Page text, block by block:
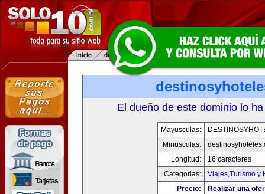
El dueño de este dominio lo
Mayusculas:
Minusculas:
Longitud:
16 caracteres
Categorias:
Viajes,Turismo y
Precio:
Realizar una